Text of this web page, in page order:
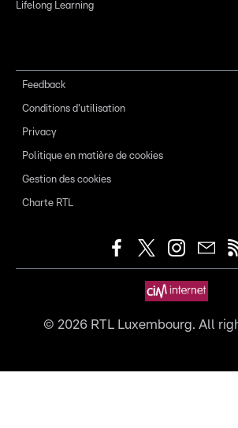
Lifelong Learning
Feedback
Conditions d'utilisation
Privacy
Politique en matière de cookies
Gestion des cookies
Charte RTL
© 2026RTL Luxembourg. All